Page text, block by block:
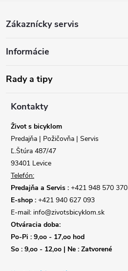
p
ä
Zákaznícky servis
Informácie
Rady a tipy
Kontakty
Život s bicyklom
Predajňa | Požičovňa | Servis
Ľ.Štúra 487/47
93401 Levice
Telefón:
Predajňa a Servis : +421 948 570 370
E-shop : +421 940 627 093
E-mail: info@zivotsbicyklom.sk
Otváracia doba:
Po-Pi : 9,oo - 17,oo hod
So : 9,oo - 12,oo | Ne : Zatvorené